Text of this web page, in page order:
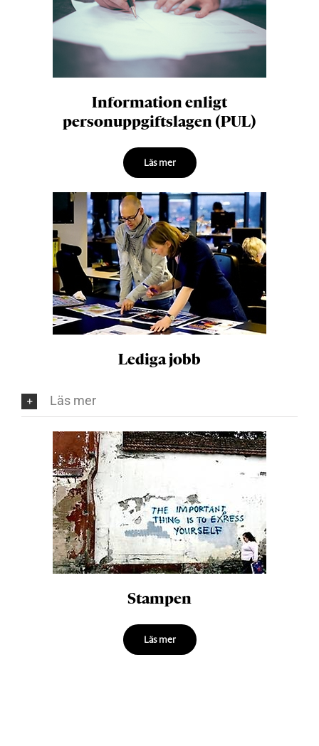
Information enligt
personuppgiftslagen (PUL)
Läs mer
Lediga jobb
Läs mer
Stampen
Läs mer